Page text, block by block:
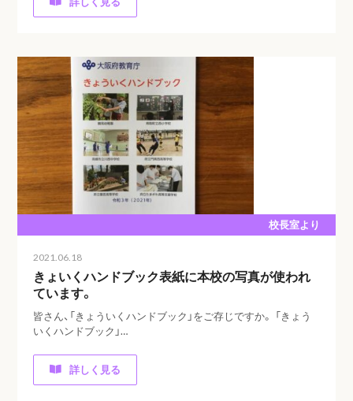
校長室より
2021.06.18
きょいくハンドブック表紙に本校の写真が使われ
ています。
皆さん、「きょういくハンドブック」をご存じですか。 「きょう
いくハンドブック」…
詳しく見る